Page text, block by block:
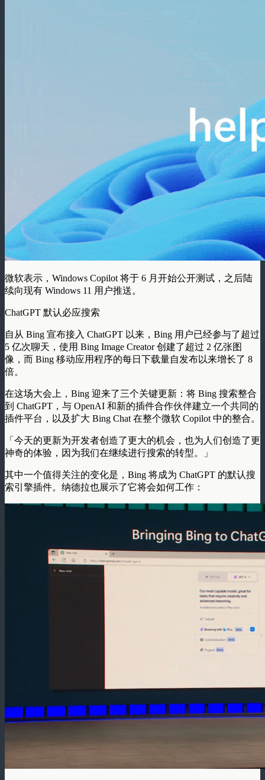
微软表示，Windows Copilot 将于 6 月开始公开测试，之后陆
续向现有 Windows 11 用户推送。
ChatGPT 默认必应搜索
自从 Bing 宣布接入 ChatGPT 以来，Bing 用户已经参与了超过
5 亿次聊天，使用 Bing Image Creator 创建了超过 2 亿张图
像，而 Bing 移动应用程序的每日下载量自发布以来增长了 8
倍。
在这场大会上，Bing 迎来了三个关键更新：将 Bing 搜索整合
到 ChatGPT，与 OpenAI 和新的插件合作伙伴建立一个共同的
插件平台，以及扩大 Bing Chat 在整个微软 Copilot 中的整合。
「今天的更新为开发者创造了更大的机会，也为人们创造了更
神奇的体验，因为我们在继续进行搜索的转型。」
其中一个值得关注的变化是，Bing 将成为 ChatGPT 的默认搜
索引擎插件。纳德拉也展示了它将会如何工作：